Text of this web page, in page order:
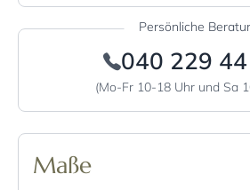
Persönliche
040 229
(Mo-Fr 10-18 Uhr und Sa
Maße